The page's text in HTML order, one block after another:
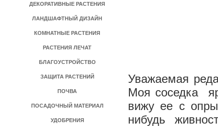
ДЕКОРАТИВНЫЕ РАСТЕНИЯ
ЛАНДШАФТНЫЙ ДИЗАЙН
КОМНАТНЫЕ РАСТЕНИЯ
РАСТЕНИЯ ЛЕЧАТ
БЛАГОУСТРОЙСТВО
ЗАЩИТА РАСТЕНИЙ
ПОЧВА
ПОСАДОЧНЫЙ МАТЕРИАЛ
УДОБРЕНИЯ
Уважаемая
Моя соседка
вижу ее с
нибудь